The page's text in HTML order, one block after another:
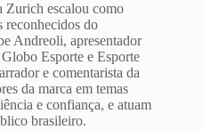
Zurich escalou como
reconhecidos do
Andreoli, apresentador
Esporte e Esporte
e comentarista da
da marca em temas
e confiança, e atuam
brasileiro.